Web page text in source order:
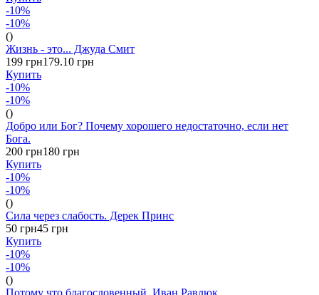
-10%
-10%
()
Жизнь - это... Джуда Смит
199 грн179.10 грн
Купить
-10%
-10%
()
Добро или Бог? Почему хорошего недостаточно, если нет
Бога.
200 грн180 грн
Купить
-10%
-10%
()
Сила через слабость. Дерек Принс
50 грн45 грн
Купить
-10%
-10%
()